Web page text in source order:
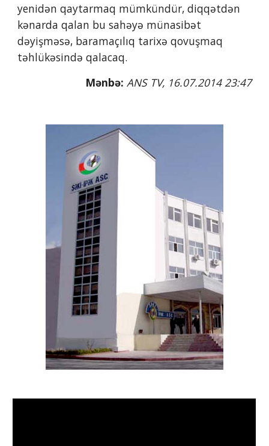
yenidən qaytarmaq mümkündür, diqqətdən
kənarda qalan bu sahəyə münasibət
dəyişməsə, baramaçılıq tarixə qovuşmaq
təhlükəsində qalacaq.
Mənbə: ANS TV, 16.07.2014 23:47